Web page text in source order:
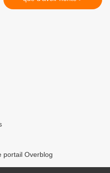
portail Overblog